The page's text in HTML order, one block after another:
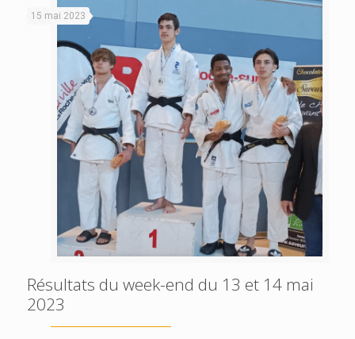
15 mai 2023
Résultats du week-end du 13 et 14 mai
2023